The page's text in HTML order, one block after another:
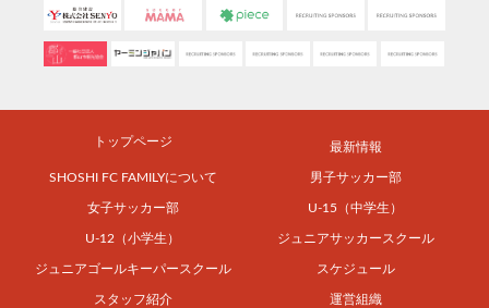
トップページ 最新情報
SHOSHI FC FAMILYについて 男子サッカー部
女子サッカー部 U-15（中学生）
U-12（小学生） ジュニアサッカースクール
ジュニアゴールキーパースクール スケジュール
スタッフ紹介 運営組織